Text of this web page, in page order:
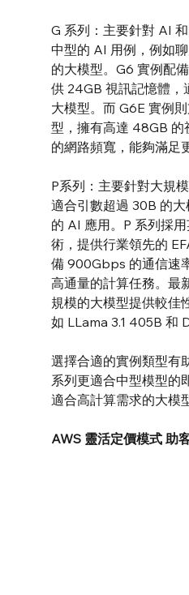
G 系列：主要針對 AI
中型的 AI 用例，例如
的大模型。G6 實例配
供 24GB 視訊記憶體，
大模型。而 G6E 實例
型，擁有高達 48GB
的網路頻寬，能夠滿足
P系列：主要針對大規
適合引數超過 30B 的
的 AI 應用。P 系列採
術，提供行業領先的
備 900Gbps 的通信速
高通量的計算任務。最
規模的大模型提供較佳
如 LLama 3.1 405B 和
選擇合適的實例類型有
系列更適合中型模型的
適合高計算需求的大模
AWS 靈活定價模式 助